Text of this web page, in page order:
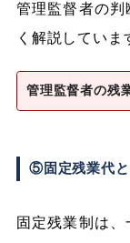
管理監督者の判
く解説していま
管理監督者の残
⑤固定残業代と
固定残業制は